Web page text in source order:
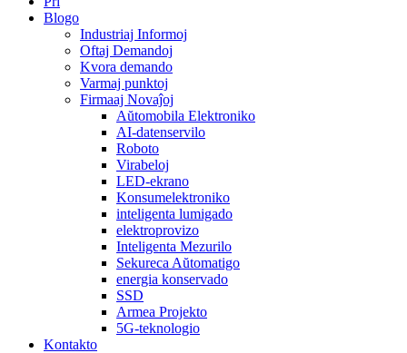
Blogo
Industriaj Informoj
Oftaj Demandoj
Kvora demando
Varmaj punktoj
Firmaaj Novaĵoj
Aŭtomobila Elektroniko
AI-datenservilo
Roboto
Virabeloj
LED-ekrano
Konsumelektroniko
inteligenta lumigado
elektroprovizo
Inteligenta Mezurilo
Sekureca Aŭtomatigo
energia konservado
SSD
Armea Projekto
5G-teknologio
Kontakto